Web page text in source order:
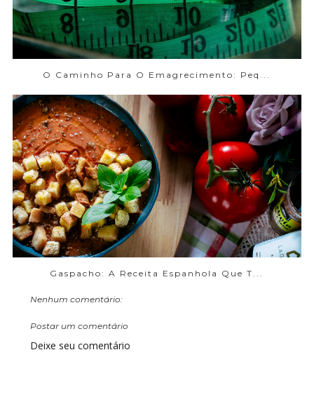
O Caminho Para O Emagrecimento: Peq...
Gaspacho: A Receita Espanhola Que T...
Nenhum comentário:
Postar um comentário
Deixe seu comentário